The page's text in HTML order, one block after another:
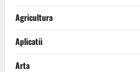
Agricultura
Aplicatii
Arta